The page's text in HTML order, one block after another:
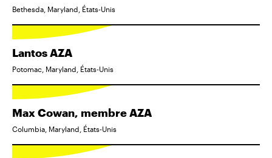
Bethesda, Maryland, États-Unis
Lantos AZA
Potomac, Maryland, États-Unis
Max Cowan, membre AZA
Columbia, Maryland, États-Unis